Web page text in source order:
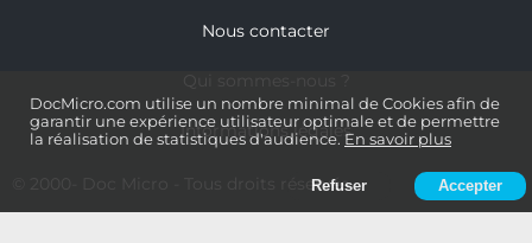
DocMicro.com utilise un nombre minimal de Cookies afin de
garantir une expérience utilisateur optimale et de permettre
la réalisation de statistiques d'audience. En savoir plus
Refuser Accepter
Nous contacter
Informations légales
- Tous droits réservés